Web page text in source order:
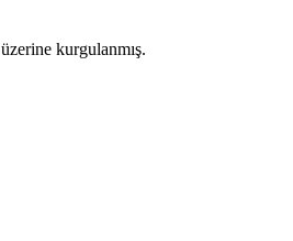
kurgulanmış.